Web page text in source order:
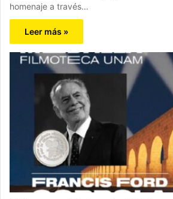
homenaje a través…
Leer más »